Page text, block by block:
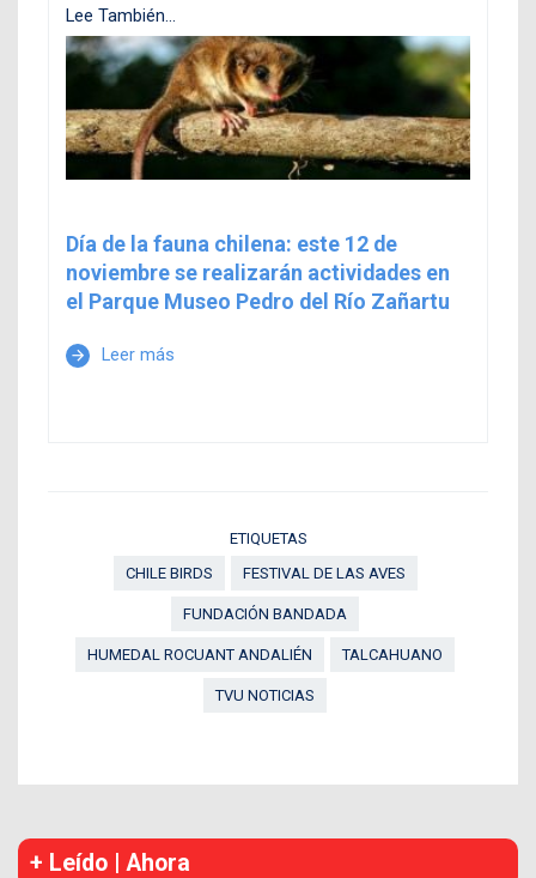
Lee También...
Día de la fauna chilena: este 12 de
noviembre se realizarán actividades en
el Parque Museo Pedro del Río Zañartu
arrow_forward Leer más
ETIQUETAS
CHILE BIRDS
FESTIVAL DE LAS AVES
FUNDACIÓN BANDADA
HUMEDAL ROCUANT ANDALIÉN TALCAHUANO
TVU NOTICIAS
+ Leído | Ahora